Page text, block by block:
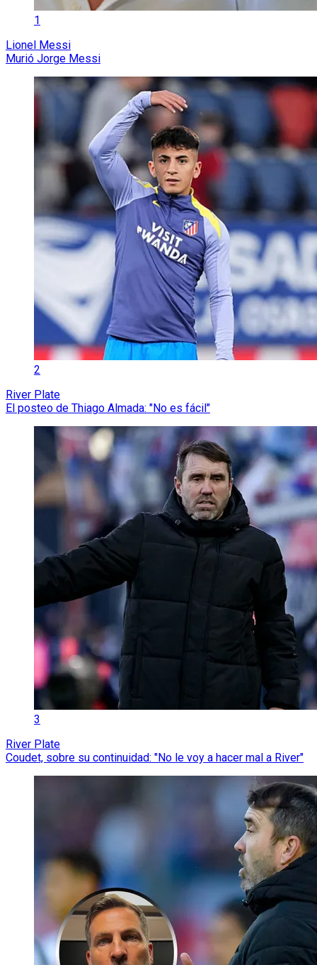
1
Lionel Messi
Murió Jorge Messi
2
River Plate
El posteo de Thiago Almada: "No es fácil"
3
River Plate
Coudet, sobre su continuidad: "No le voy a hacer mal a River"